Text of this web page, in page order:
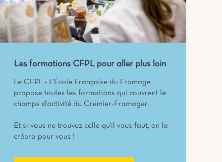
Les formations CFPL pour aller plus loin
Le CFPL - L'École Française du Fromage
propose toutes les formations qui couvrent le
champs d'activité du Crémier-Fromager.
Et si vous ne trouvez celle qu'il vous faut, on la
créera pour vous !